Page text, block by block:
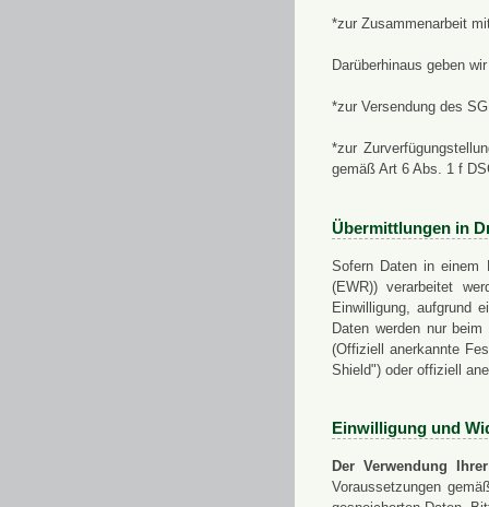
*zur Zusammenarbeit
Darüberhinaus geben
*zur Versendung des
*zur
gemäß Art 6 Abs. 1 f
Übermittlungen in
Sofern Daten in einem
(EWR)) verarbeitet
Einwilligung, aufgrund
Daten werden nur
(Offiziell anerkannte
Shield") oder offiziell
Einwilligung und
Der Verwendung
Voraussetzungen